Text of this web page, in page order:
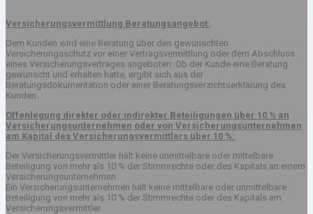
Versicherungsvermittlung Beratungsangebot:
Dem Kunden wird eine Beratung über den gewünschten
Versicherungsschutz vor einer Vertragsvermittlung oder dem Abschluss
eines Versicherungsvertrages angeboten. Ob der Kunde eine Beratung
gewünscht und erhalten hatte, ergibt sich aus der
Beratungsdokumentation oder einer Beratungsverzichtserklärung des
Kunden.
Offenlegung direkter oder indirekter Beteiligungen über 10 % an
Versicherungsunternehmen oder von Versicherungsunternehmen
am Kapital des Versicherungsvermittlers über 10 %:
Der Versicherungsvermittler hält keine unmittelbare oder mittelbare
Beteiligung von mehr als 10 % der Stimmrechte oder des Kapitals an einem
Versicherungsunternehmen.
Ein Versicherungsunternehmen hält keine mittelbare oder unmittelbare
Beteiligung von mehr als 10 % der Stimmrechte oder des Kapitals am
Versicherungsvermittler.